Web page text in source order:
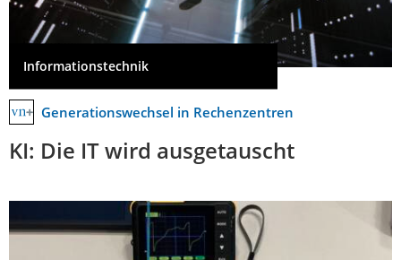
Informationstechnik
Generationswechsel in Rechenzentren
KI: Die IT wird ausgetauscht